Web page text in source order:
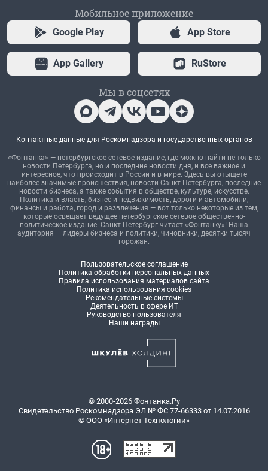
Мобильное приложение
Google Play App Store
App Gallery RuStore
Мы в соцсетях
Контактные данные для Роскомнадзора и государственных органов
«Фонтанка» — петербургское сетевое издание, где можно найти не только
новости Петербурга, но и последние новости дня, и все важное и
интересное, что происходит в России и в мире. Здесь вы отыщете
наиболее значимые происшествия, новости Санкт-Петербурга, последние
новости бизнеса, а также события в обществе, культуре, искусстве.
Политика и власть, бизнес и недвижимость, дороги и автомобили,
финансы и работа, город и развлечения — вот только некоторые из тем,
которые освещает ведущее петербургское сетевое общественно-
политическое издание. Санкт-Петербург читает «Фонтанку»! Наша
аудитория — лидеры бизнеса и политики, чиновники, десятки тысяч
горожан.
Пользовательское соглашение
Политика обработки персональных данных
Правила использования материалов сайта
Политика использования cookies
Рекомендательные системы
Деятельность в сфере ИТ
Руководство пользователя
Наши награды
© 2000-2026 Фонтанка.Ру
Свидетельство Роскомнадзора ЭЛ № ФС 77-66333 от 14.07.2016
© ООО «Интернет Технологии»